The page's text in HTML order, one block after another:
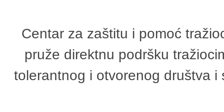
Centar za zaštitu i pomoć
pruže direktnu podršku
tolerantnog i otvorenog društva